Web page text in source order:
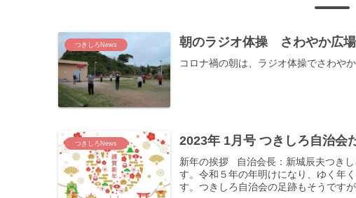
つきしろNews 朝のラジオ体操 さわやか広場
コロナ禍の朝は、ラジオ体操でさわや
つきしろNews 2023年 1月号 つきしろ自治会
新年の挨拶 自治会長：新城辰夫つき
す。令和５年の年明けになり、ゆく年
す。つきしろ自治会の足跡もそうです